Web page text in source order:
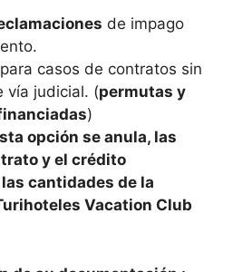
de impago
para casos de contratos sin
vía judicial. (permutas y
)
opción se anula, las
y el crédito
cantidades de la
Vacation Club